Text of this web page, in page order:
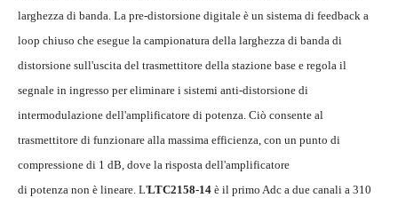
larghezza di banda. La pre-distorsione digitale è un sistema di feedback a
loop chiuso che esegue la campionatura della larghezza di banda di
distorsione sull'uscita del trasmettitore della stazione base e regola il
segnale in ingresso per eliminare i sistemi anti-distorsione di
intermodulazione dell'amplificatore di potenza. Ciò consente al
trasmettitore di funzionare alla massima efficienza, con un punto di
compressione di 1 dB, dove la risposta dell'amplificatore
di potenza non è lineare. L'LTC2158-14 è il primo Adc a due canali a 310